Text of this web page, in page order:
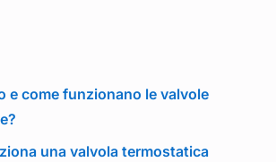
e come funzionano le valvole
una valvola termostatica